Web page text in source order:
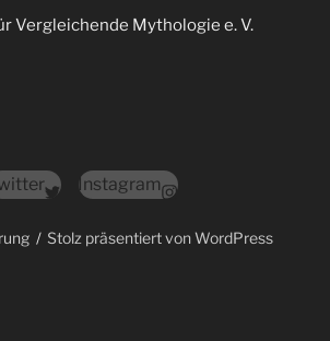
Vergleichende Mythologie e. V.
Instagram
Stolz präsentiert von WordPress